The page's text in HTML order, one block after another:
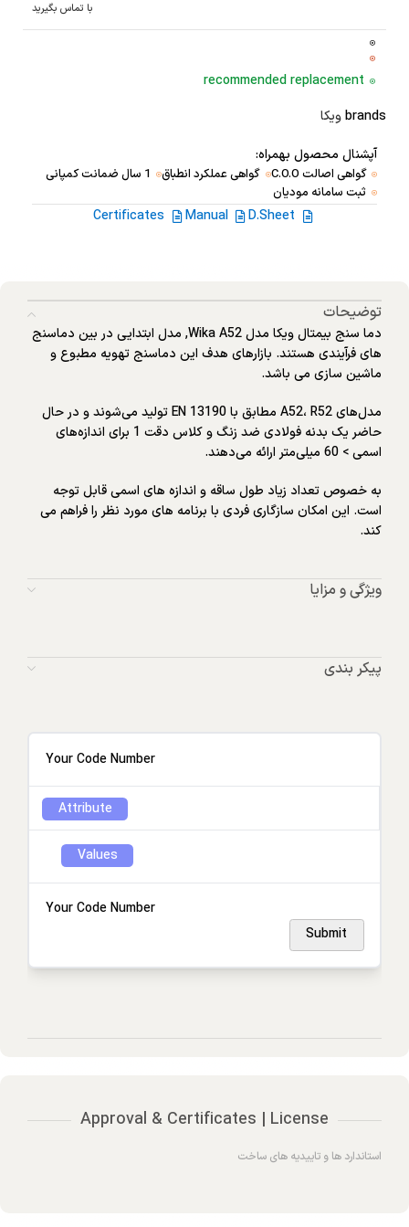
با تماس بگیرید
recommended replacement
brandsویکا
آپشنال محصول بهمراه:
گواهی اصالت C.O.O گواهی عملکرد انطباق
1 سال ضمانت کمپانی
ثبت سامانه مودیان
D.Sheet
Manual
Certificates
توضیحات
دما سنج بیمتال ویکا مدل Wika A52, مدل ابتدایی در بین دماسنج
های فرآیندی هستند. بازارهای هدف این دماسنج تهویه مطبوع و
ماشین سازی می باشد.
مدل‌های A52، R52 مطابق با EN 13190 تولید می‌شوند و در حال
حاضر یک بدنه فولادی ضد زنگ و کلاس دقت 1 برای اندازه‌های
اسمی > 60 میلی‌متر ارائه می‌دهند.
به خصوص تعداد زیاد طول ساقه و اندازه های اسمی قابل توجه
است. این امکان سازگاری فردی با برنامه های مورد نظر را فراهم می
کند.
ویژگی و مزایا
پیکر بندی
Your Code Number
Attribute
Values
Your Code Number
Submit
Approval & Certificates | License
استاندارد ها و تاییدیه های ساخت